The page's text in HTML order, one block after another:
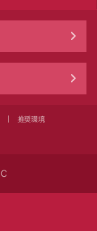
推奨環境